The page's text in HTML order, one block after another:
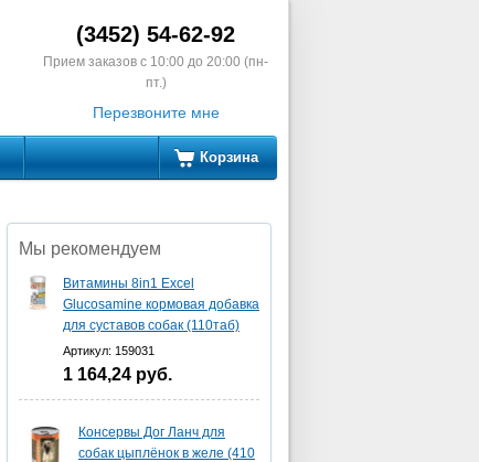
(3452) 54-62-92
Прием заказов с 10:00 до 20:00 (пн-
пт.)
Перезвоните мне
Корзина
Мы рекомендуем
Витамины 8in1 Excel
Glucosamine кормовая добавка
для суставов собак (110таб)
Артикул: 159031
1 164,24 руб.
Консервы Дог Ланч для
собак цыплёнок в желе (410